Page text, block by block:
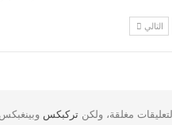
التالي
التعليقات مغلقة، ولكن تركبكس